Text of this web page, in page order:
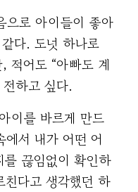
으로 아이들이 좋아
다. 도넛 하나로
적어도 “아빠도 계
하고 싶다.
이를 바르게 만드
서 내가 어떤 어
끊임없이 확인하
다고 생각했던 하